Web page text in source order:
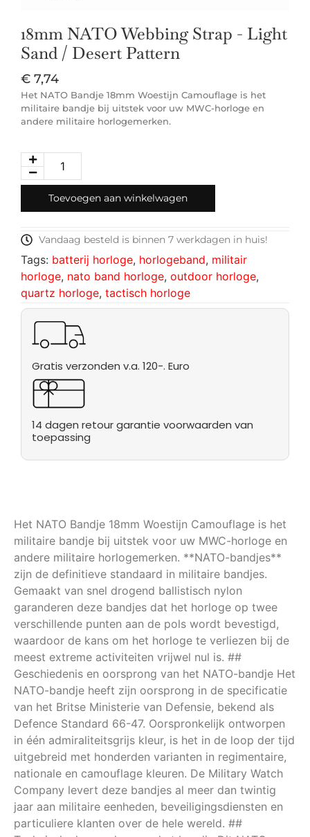
18mm NATO Webbing Strap - Light
Sand / Desert Pattern
€ 7,74
Het NATO Bandje 18mm Woestijn Camouflage is het
militaire bandje bij uitstek voor uw MWC-horloge en
andere militaire horlogemerken.
Toevoegen aan winkelwagen
Vandaag besteld is binnen 7 werkdagen in huis!
Tags: batterij horloge, horlogeband, militair
horloge, nato band horloge, outdoor horloge,
quartz horloge, tactisch horloge
Gratis verzonden v.a. 120-. Euro
14 dagen retour garantie voorwaarden van
toepassing
Het NATO Bandje 18mm Woestijn Camouflage is het
militaire bandje bij uitstek voor uw MWC-horloge en
andere militaire horlogemerken. **NATO-bandjes**
zijn de definitieve standaard in militaire bandjes.
Gemaakt van snel drogend ballistisch nylon
garanderen deze bandjes dat het horloge op twee
verschillende punten aan de pols wordt bevestigd,
waardoor de kans om het horloge te verliezen bij de
meest extreme activiteiten vrijwel nul is. ##
Geschiedenis en oorsprong van het NATO-bandje Het
NATO-bandje heeft zijn oorsprong in de specificatie
van het Britse Ministerie van Defensie, bekend als
Defence Standard 66-47. Oorspronkelijk ontworpen
in één admiraliteitsgrijs kleur, is het in de loop der tijd
uitgebreid met honderden varianten in regimentaire,
nationale en camouflage kleuren. De Military Watch
Company levert deze bandjes al meer dan twintig
jaar aan militaire eenheden, beveiligingsdiensten en
particuliere klanten over de hele wereld. ##